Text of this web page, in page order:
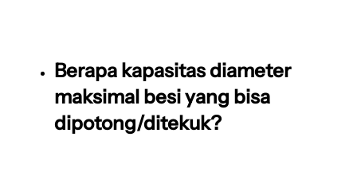
Berapa kapasitas diameter
maksimal besi yang bisa
dipotong/ditekuk?